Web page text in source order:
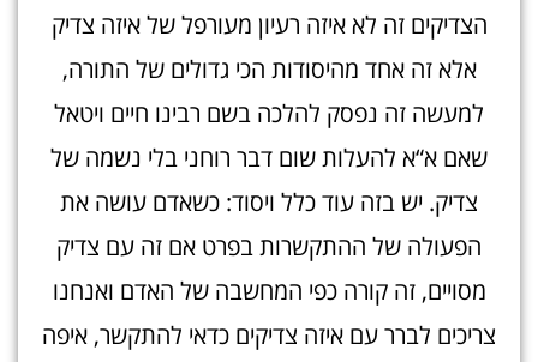
הצדיקים זה לא איזה רעיון מעורפל של איזה צדיק
אלא זה אחד מהיסודות הכי גדולים של התורה,
למעשה זה נפסק להלכה בשם רבינו חיים ויטאל
שאם א“א להעלות שום דבר רוחני בלי נשמה של
צדיק. יש בזה עוד כלל ויסוד: כשאדם עושה את
הפעולה של ההתקשרות בפרט אם זה עם צדיק
מסויים, זה קורה כפי המחשבה של האדם ואנחנו
צריכים לברר עם איזה צדיקים כדאי להתקשר, איפה